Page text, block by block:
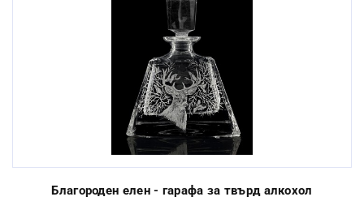
Благороден елен - гарафа за твърд алкохол